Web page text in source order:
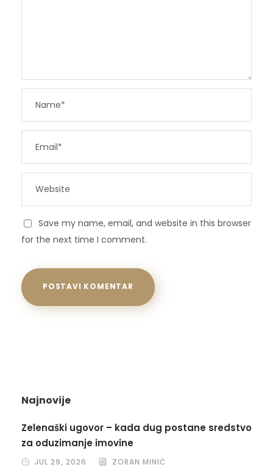
Save my name, email, and website in this browser
for the next time I comment.
Najnovije
Zelenaški ugovor – kada dug postane sredstvo
za oduzimanje imovine
JUL 29, 2026 ZORAN MINIĆ